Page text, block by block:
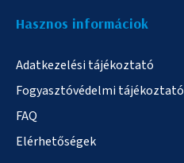
Hasznos informáciok
Adatkezelési tájékoztató
Fogyasztóvédelmi tájékoztató
FAQ
Elérhetőségek